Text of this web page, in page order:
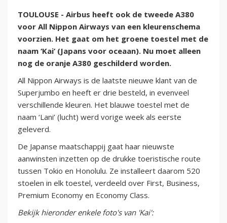
TOULOUSE - Airbus heeft ook de tweede A380
voor All Nippon Airways van een kleurenschema
voorzien. Het gaat om het groene toestel met de
naam ‘Kai’ (Japans voor oceaan). Nu moet alleen
nog de oranje A380 geschilderd worden.
All Nippon Airways is de laatste nieuwe klant van de
Superjumbo en heeft er drie besteld, in evenveel
verschillende kleuren. Het blauwe toestel met de
naam ‘Lani’ (lucht) werd vorige week als eerste
geleverd.
De Japanse maatschappij gaat haar nieuwste
aanwinsten inzetten op de drukke toeristische route
tussen Tokio en Honolulu. Ze installeert daarom 520
stoelen in elk toestel, verdeeld over First, Business,
Premium Economy en Economy Class.
Bekijk hieronder enkele foto's van 'Kai':